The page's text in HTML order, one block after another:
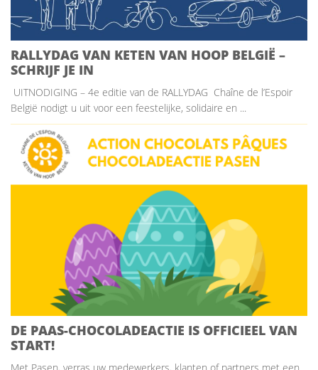
RALLYDAG VAN KETEN VAN HOOP BELGIË –
SCHRIJF JE IN
UITNODIGING – 4e editie van de RALLYDAG Chaîne de l’Espoir
België nodigt u uit voor een feestelijke, solidaire en ...
DE PAAS-CHOCOLADEACTIE IS OFFICIEEL VAN
START!
Met Pasen, verras uw medewerkers, klanten of partners met een